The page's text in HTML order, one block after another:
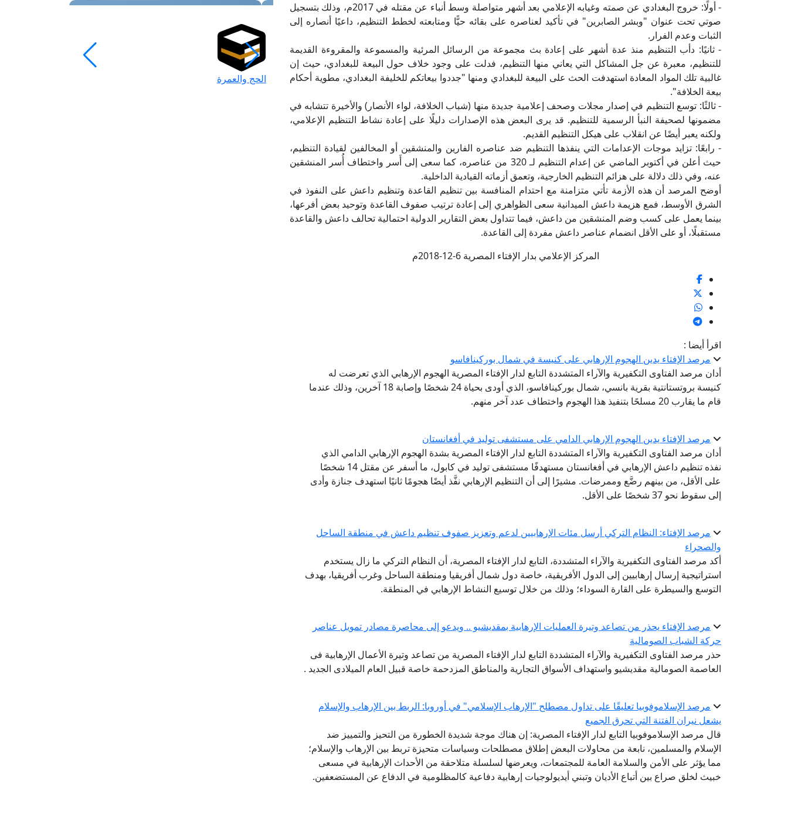
- أولًا: خروج البغدادي عن صمته وغيابه الإعلامي بعد أشهر متواصلة وسط أنباء عن مقتله في 2017م، وذلك بتسجيل
صوتي تحت عنوان "وبشر الصابرين" في تأكيد لعناصره على بقائه حيًّا ومتابعته لخطط التنظيم، داعيًا أنصاره إلى
الثبات وعدم الفرار.
- ثانيًا: دأب التنظيم منذ عدة أشهر على إعادة بث مجموعة من الرسائل المرئية والمسموعة والمقروءة القديمة
للتنظيم، معبرة عن جل المشاكل التي يعاني منها التنظيم، فدلت على وجود خلاف حول البيعة للبغدادي، حيث إن
غالبية تلك المواد المعادة استهدفت الحث على البيعة للبغدادي ومنها "جددوا بيعاتكم للخليفة البغدادي، مطوية أحكام
بيعة الخلافة".
- ثالثًا: توسع التنظيم في إصدار مجلات وصحف إعلامية جديدة منها (شباب الخلافة، لواء الأنصار) والأخيرة تتشابه في
مضمونها لصحيفة النبأ الرسمية للتنظيم. قد يرى البعض هذه الإصدارات دليلًا على إعادة نشاط التنظيم الإعلامي،
ولكنه يعبر أيضًا عن انقلاب على هيكل التنظيم القديم.
- رابعًا: تزايد موجات الإعدامات التي ينفذها التنظيم ضد عناصره الفارين والمنشقين أو المخالفين لقيادة التنظيم،
حيث أعلن في أكتوبر الماضي عن إعدام التنظيم لـ 320 من عناصره، كما سعى إلى أَسر واختطاف أُسر المنشقين
عنه، وفي ذلك دلالة على هزائم التنظيم الخارجية، وتعمق أزماته القيادية الداخلية.
أوضح المرصد أن هذه الأزمة تأتي متزامنة مع احتدام المنافسة بين تنظيم القاعدة وتنظيم داعش على النفوذ في
الشرق الأوسط، فمع هزيمة داعش الميدانية سعى الظواهري إلى إعادة ترتيب صفوف القاعدة وتوحيد بعض أفرعها،
بينما يعمل على كسب وضم المنشقين من داعش، فيما تتداول بعض التقارير الدولية احتمالية تحالف داعش والقاعدة
مستقبلًا، أو على الأقل انضمام عناصر داعش مفردة إلى القاعدة.
المركز الإعلامي بدار الإفتاء المصرية 6-12-2018م
اقرأ أيضا :
مرصد الإفتاء يدين الهجوم الإرهابي على كنيسة في شمال بوركينافاسو
أدان مرصد الفتاوى التكفيرية والآراء المتشددة التابع لدار الإفتاء المصرية الهجوم الإرهابي الذي تعرضت له
كنيسة بروتستانتية بقرية بانسي، شمال بوركينافاسو، الذي أودى بحياة 24 شخصًا وإصابة 18 آخرين، وذلك عندما
قام ما يقارب 20 مسلحًا بتنفيذ هذا الهجوم واختطاف عدد آخر منهم.
مرصد الإفتاء يدين الهجوم الإرهابي الدامي على مستشفى توليد في أفغانستان
أدان مرصد الفتاوى التكفيرية والآراء المتشددة التابع لدار الإفتاء المصرية بشدة الهجوم الإرهابي الدامي الذي
نفذه تنظيم داعش الإرهابي في أفغانستان مستهدفًا مستشفى توليد في كابول، ما أسفر عن مقتل 14 شخصًا
على الأقل، من بينهم رضَّع وممرضات. مشيرًا إلى أن التنظيم الإرهابي نفَّذ أيضًا هجومًا ثانيًا استهدف جنازة وأدى
إلى سقوط نحو 37 شخصًا على الأقل.
مرصد الإفتاء: النظام التركي أرسل مئات الإرهابيين لدعم وتعزيز صفوف تنظيم داعش في منطقة الساحل
والصحراء
أكد مرصد الفتاوى التكفيرية والآراء المتشددة، التابع لدار الإفتاء المصرية، أن النظام التركي ما زال يستخدم
استراتيجية إرسال إرهابيين إلى الدول الأفريقية، خاصة دول شمال أفريقيا ومنطقة الساحل وغرب أفريقيا، بهدف
التوسع والسيطرة على القارة السوداء؛ وذلك من خلال توسيع النشاط الإرهابي في المنطقة.
مرصد الإفتاء يحذر من تصاعد وتيرة العمليات الإرهابية بمقديشيو .. ويدعو إلى محاصرة مصادر تمويل عناصر
حركة الشباب الصومالية
حذر مرصد الفتاوى التكفيرية والآراء المتشددة التابع لدار الإفتاء المصرية من تصاعد وتيرة الأعمال الإرهابية فى
العاصمة الصومالية مقديشيو واستهداف الأسواق التجارية والمناطق المزدحمة خاصة قبيل العام الميلادى الجديد .
مرصد الإسلاموفوبيا تعليقًا على تداول مصطلح "الإرهاب الإسلامي" في أوروبا: الربط بين الإرهاب والإسلام
يشعل نيران الفتنة التي تحرق الجميع
قال مرصد الإسلاموفوبيا التابع لدار الإفتاء المصرية: إن هناك موجة شديدة الخطورة من التحيز والتمييز ضد
الإسلام والمسلمين، نابعة من محاولات البعض إطلاق مصطلحات وسياسات متحيزة تربط بين الإرهاب والإسلام؛
مما يؤثر على الأمن والسلامة العامة للمجتمعات، ويعرضها لسلسلة متلاحقة من الأحداث الإرهابية في مسعى
خبيث لخلق صراع بين أتباع الأديان وتبني أيديولوجيات إرهابية دفاعية كالمظلومية في الدفاع عن المستضعفين.
الحج والعمرة